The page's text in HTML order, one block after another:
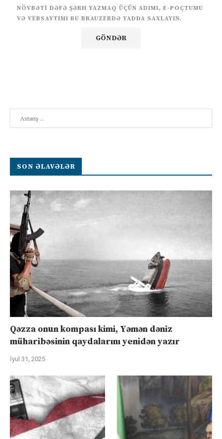
NÖVBƏTI DƏFƏ ŞƏRH YAZMAQ ÜÇÜN ADIMI, E-POÇTUMU
VƏ VEBSAYTIMI BU BRAUZERDƏ YADDA SAXLAYIN.
SON ƏLAVƏLƏR
Qəzza onun kompası kimi, Yəmən dəniz
müharibəsinin qaydalarını yenidən yazır
İyul 31, 2025